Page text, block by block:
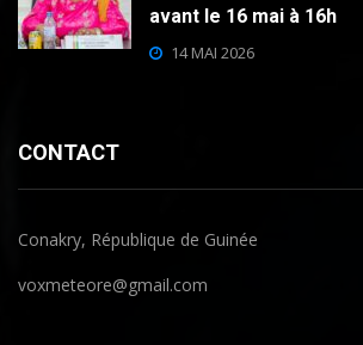
avant le 16 mai à 16h
14 MAI 2026
CONTACT
Conakry, République de Guinée
voxmeteore@gmail.com